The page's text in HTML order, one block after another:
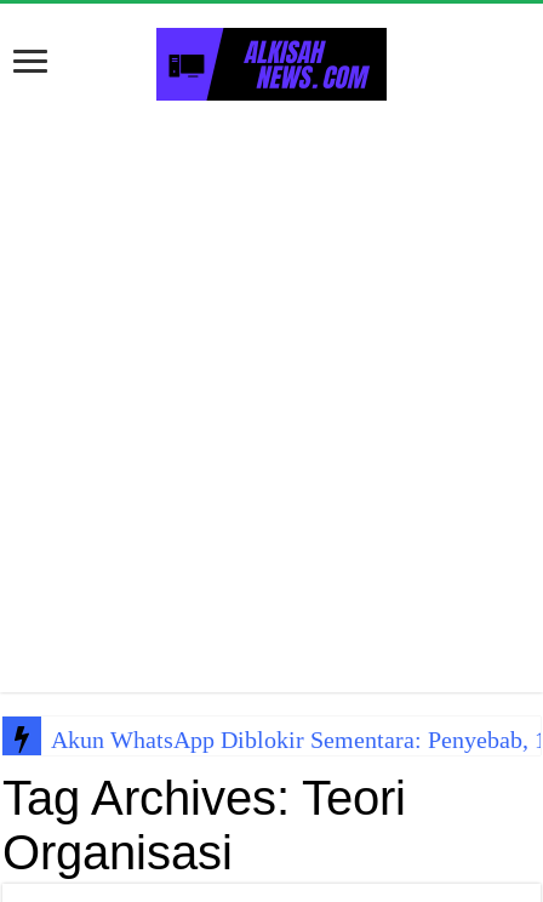
Akun WhatsApp Diblokir Sementara:
Tag Archives:Teori
Organisasi